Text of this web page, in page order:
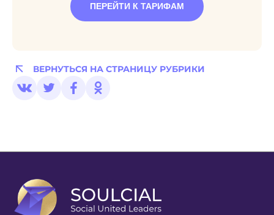
ПЕРЕЙТИ К ТАРИФАМ
ВЕРНУТЬСЯ НА СТРАНИЦУ РУБРИКИ